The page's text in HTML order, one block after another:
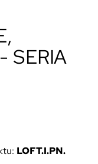
SERIA
LOFT.I.PN.